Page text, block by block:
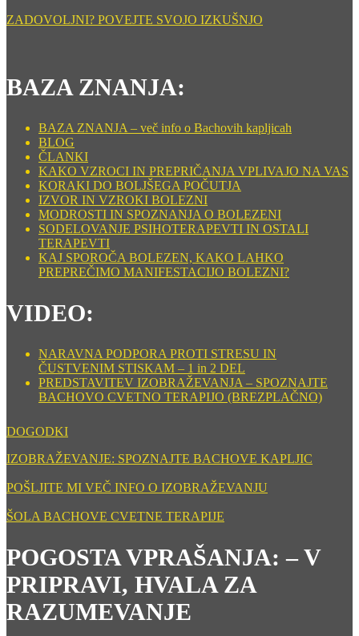
ZADOVOLJNI? POVEJTE SVOJO IZKUŠNJO
BAZA ZNANJA:
BAZA ZNANJA – več info o Bachovih kapljicah
BLOG
ČLANKI
KAKO VZROCI IN PREPRIČANJA VPLIVAJO NA VAS
KORAKI DO BOLJŠEGA POČUTJA
IZVOR IN VZROKI BOLEZNI
MODROSTI IN SPOZNANJA O BOLEZENI
SODELOVANJE PSIHOTERAPEVTI IN OSTALI
TERAPEVTI
KAJ SPOROČA BOLEZEN, KAKO LAHKO
PREPREČIMO MANIFESTACIJO BOLEZNI?
VIDEO:
NARAVNA PODPORA PROTI STRESU IN
ČUSTVENIM STISKAM – 1 in 2 DEL
PREDSTAVITEV IZOBRAŽEVANJA – SPOZNAJTE
BACHOVO CVETNO TERAPIJO (BREZPLAČNO)
DOGODKI
IZOBRAŽEVANJE: SPOZNAJTE BACHOVE KAPLJIC
POŠLJITE MI VEČ INFO O IZOBRAŽEVANJU
ŠOLA BACHOVE CVETNE TERAPIJE
POGOSTA VPRAŠANJA: – V
PRIPRAVI, HVALA ZA
RAZUMEVANJE